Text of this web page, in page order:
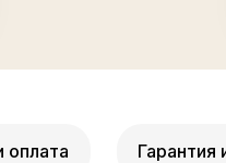
оплата Гарантия